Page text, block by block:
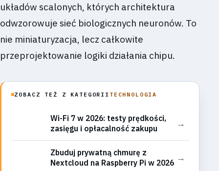
układów scalonych, których architektura
odwzorowuje sieć biologicznych neuronów. To
nie miniaturyzacja, lecz całkowite
przeprojektowanie logiki działania chipu.
ZOBACZ TEŻ Z KATEGORII TECHNOLOGIA
Wi-Fi 7 w 2026: testy prędkości,
zasięgu i opłacalność zakupu
→
Zbuduj prywatną chmurę z
Nextcloud na Raspberry Pi w 2026 →